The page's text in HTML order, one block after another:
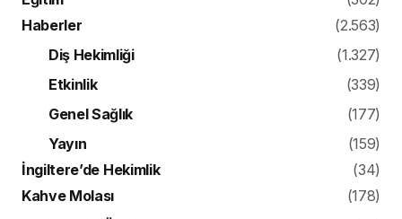
Haberler
(2.563)
Diş Hekimliği
(1.327)
Etkinlik
(339)
Genel Sağlık
(177)
Yayın
(159)
İngiltere’de Hekimlik
(34)
Kahve Molası
(178)